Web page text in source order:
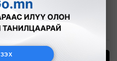
хүүхэд осолд